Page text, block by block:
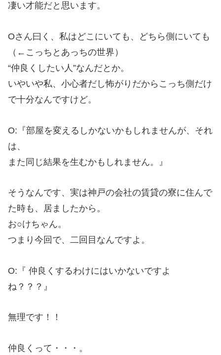
凄い才能だと思います。
Oさん曰く、私はどこにいても、どちら側にいても
（←こっちとあっちの世界）
“仲良くしたい人”なんだとか。
いやいや私、小心者だし怖がりだからこっち側だけ
で十分なんですけど。
O:『部屋を変えるしかないかもしれませんが、それ
は、
また同じ結果を生むかもしれません。』
そうなんです、実は神戸の会社の賃貸の寮に住んで
た時も、居ましたから。
お○けちゃん。
つまり今回で、二回目なんですよ。
O:『 仲良くするわけにはいかないですよ
ね？？？』
無理です！！
仲良くって・・・。